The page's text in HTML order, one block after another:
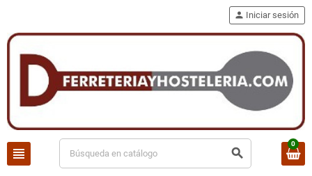
view_headline search
person Iniciar sesión
0